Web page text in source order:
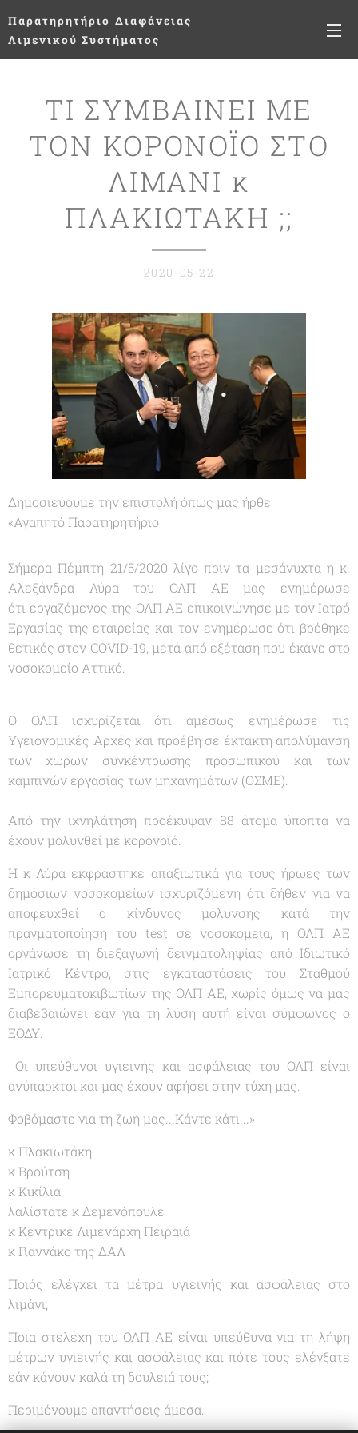
Παρατηρητήριο Διαφάνειας
Λιμενικού Συστήματος
ΤΙ ΣΥΜΒΑΙΝΕΙ ΜΕ
ΤΟΝ ΚΟΡΟΝΟΪΟ ΣΤΟ
ΛΙΜΑΝΙ κ
ΠΛΑΚΙΩΤΑΚΗ ;;
2020-05-22
Δημοσιεύουμε την επιστολή όπως μας ήρθε:
«Αγαπητό Παρατηρητήριο
Σήμερα Πέμπτη 21/5/2020 λίγο πρίν τα μεσάνυχτα η κ.
Αλεξάνδρα Λύρα του ΟΛΠ ΑΕ μας ενημέρωσε
ότι εργαζόμενος της ΟΛΠ ΑΕ επικοινώνησε με τον Ιατρό
Εργασίας της εταιρείας και τον ενημέρωσε ότι βρέθηκε
θετικός στον COVID-19, μετά από εξέταση που έκανε στο
νοσοκομείο Αττικό.
Ο ΟΛΠ ισχυρίζεται ότι αμέσως ενημέρωσε τις
Υγειονομικές Αρχές και προέβη σε έκτακτη απολύμανση
των χώρων συγκέντρωσης προσωπικού και των
καμπινών εργασίας των μηχανημάτων (ΟΣΜΕ).
Από την ιχνηλάτηση προέκυψαν 88 άτομα ύποπτα να
έχουν μολυνθεί με κορονοϊό.
Η κ Λύρα εκφράστηκε απαξιωτικά για τους ήρωες των
δημόσιων νοσοκομείων ισχυριζόμενη ότι δήθεν για να
αποφευχθεί ο κίνδυνος μόλυνσης κατά την
πραγματοποίηση του test σε νοσοκομεία, η ΟΛΠ ΑΕ
οργάνωσε τη διεξαγωγή δειγματοληψίας από Ιδιωτικό
Ιατρικό Κέντρο, στις εγκαταστάσεις του Σταθμού
Εμπορευματοκιβωτίων της ΟΛΠ ΑΕ, χωρίς όμως να μας
διαβεβαιώνει εάν για τη λύση αυτή είναι σύμφωνος ο
ΕΟΔΥ.
Οι υπεύθυνοι υγιεινής και ασφάλειας του ΟΛΠ είναι
ανύπαρκτοι και μας έχουν αφήσει στην τύχη μας.
Φοβόμαστε για τη ζωή μας...Κάντε κάτι...»
κ Πλακιωτάκη
κ Βρούτση
κ Κικίλια
λαλίστατε κ Δεμενόπουλε
κ Κεντρικέ Λιμενάρχη Πειραιά
κ Γιαννάκο της ΔΑΛ
Ποιός ελέγχει τα μέτρα υγιεινής και ασφάλειας στο
λιμάνι;
Ποια στελέχη του ΟΛΠ ΑΕ είναι υπεύθυνα για τη λήψη
μέτρων υγιεινής και ασφάλειας και πότε τους ελέγξατε
εάν κάνουν καλά τη δουλειά τους;
Περιμένουμε απαντήσεις άμεσα.